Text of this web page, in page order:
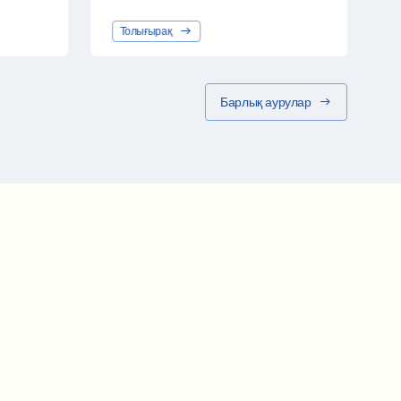
Толығырақ
Барлық аурулар